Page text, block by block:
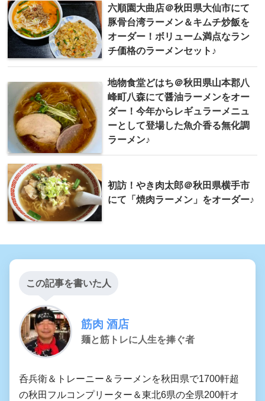
六順園大曲店＠秋田県大仙市にて
豚骨台湾ラーメン＆キムチ炒飯を
オーダー！ボリューム満点なラン
チ価格のラーメンセット♪
地物食堂どはち＠秋田県山本郡八
峰町八森にて醤油ラーメンをオー
ダー！今年からレギュラーメニュ
ーとして登場した魚介香る無化調
ラーメン♪
初訪！やき肉太郎＠秋田県横手市
にて「焼肉ラーメン」をオーダー♪
この記事を書いた人
筋肉 酒店
麺と筋トレに人生を捧ぐ者
呑兵衛＆トレーニー＆ラーメンを秋田県で1700軒超
の秋田フルコンプリーター＆東北6県の全県200軒オ